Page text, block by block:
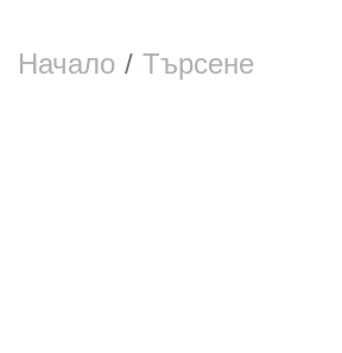
Начало Търсене